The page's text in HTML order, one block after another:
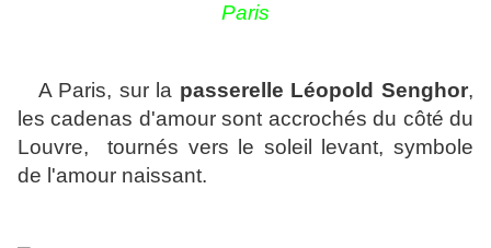
Paris
A Paris, sur la passerelle Léopold Senghor,
les cadenas d'amour sont accrochés du côté du
Louvre, tournés vers le soleil levant, symbole
de l'amour naissant.